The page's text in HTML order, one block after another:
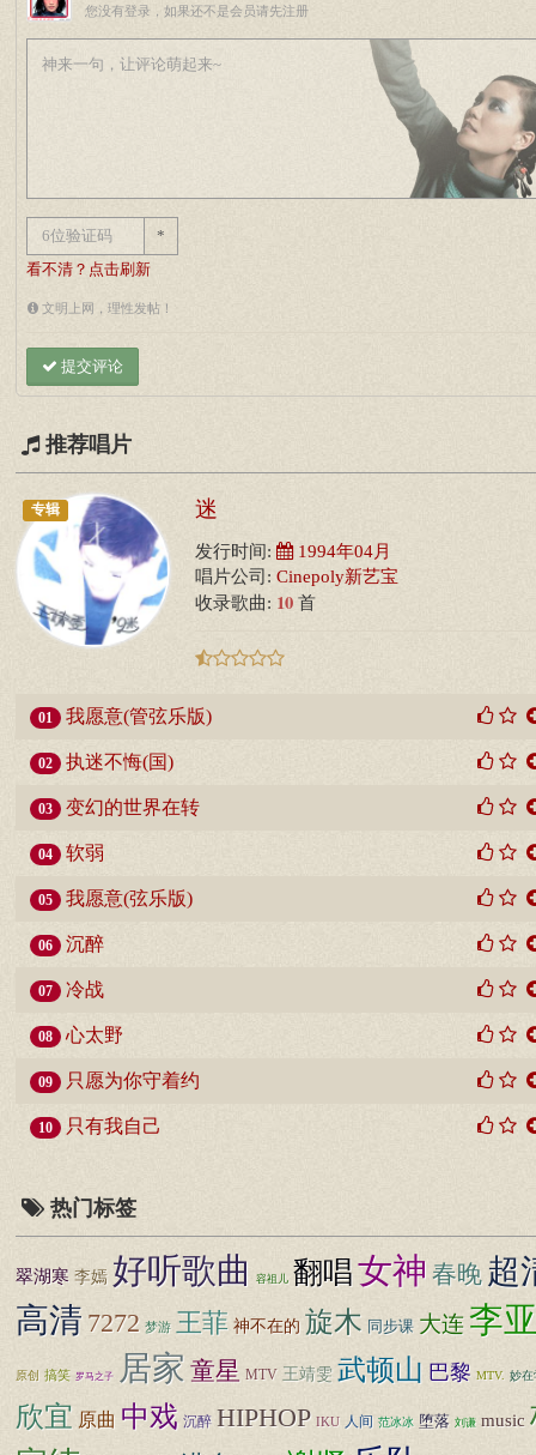
您没有登录，如果还不是会员请先注册
*
看不清？点击刷新
文明上网，理性发帖！
提交评论
推荐唱片
专辑 迷
发行时间: 1994年04月
唱片公司: Cinepoly新艺宝
收录歌曲: 10 首
01 我愿意(管弦乐版)
02 执迷不悔(国)
03 变幻的世界在转
04 软弱
05 我愿意(弦乐版)
06 沉醉
07 冷战
08 心太野
09 只愿为你守着约
10 只有我自己
热门标签
翠湖寒 李嫣 好听歌曲 容祖儿 翻唱女神 春晚 超
高清 7272 梦游 王菲 神不在的 旋木 同步课 大连李
原创 搞笑 罗马之子 居家 童星 MTV 王靖雯 武顿山 巴黎 MTV. 妙在
欣宜 原曲 中戏 沉醉 HIPHOP IKU 人间 范冰冰 堕落 刘谦 music